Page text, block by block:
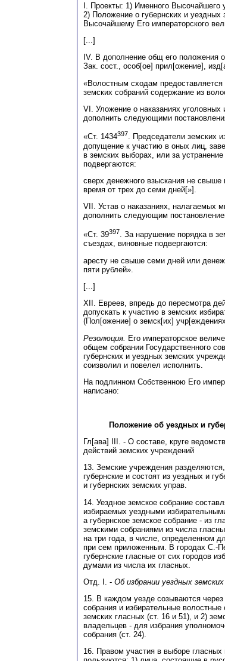
I. Проекты: 1) Именного Высочайшего
2) Положение о губернских и уездных
Высочайшему Его императорского
[...]
IV. В дополнение общ его положения
Зак. сост., особ[ое] прил[ожение],
«Волостным сходам
земских собраний содержание из
VI. Уложение о наказаниях уголовных
дополнить следующими
«Ст. 1434397. Председатели земских
допущение к участию в оных лиц,
в земских выборах, или за
подвергаются:
сверх денежного взыскания не свыше
время от трех до семи дней[»].
VII. Устав о наказаниях, налагаемых
дополнить следующим
«Ст. 39397. За нарушение порядка в
съездах, виновные подвергаются:
аресту не свыше семи дней или
пяти рублей».
[...]
XII. Евреев, впредь до пересмотра
допускать к участию в земских
(Пол[ожение] о земск[их]
Резолюция. Его императорское
общем собрании Государственного
губернских и уездных земских
соизволил и повелел исполнить.
На подлинном Собственною Его
написано:
Положение об уездных и
Гл[ава] III. - О составе, круге
действий земских учреждений
13. Земские учреждения
губернские и состоят из уездных и
и губернских земских управ.
14. Уездное земское собрание
избираемых уездными
а губернское земское собрание - из
земскими собраниями из числа
на три года, в числе, определенном
при сем приложенным. В городах С.-
губернские гласные от сих городов
думами из числа их гласных.
Отд. I. - Об избрании уездных
15. В каждом уезде созываются
собрания и избирательные
земских гласных (ст. 16 и 51), и 2)
владельцев - для избрания
собрания (ст. 24).
16. Правом участия в выборе